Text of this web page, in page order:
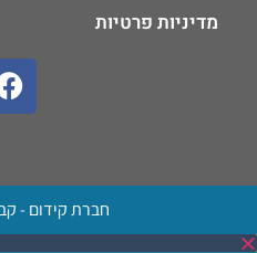
מדיניות פרטיות
חברת קידום -